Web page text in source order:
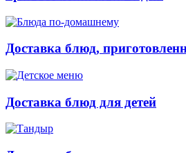
Доставка блюд,
Доставка блюд для детей